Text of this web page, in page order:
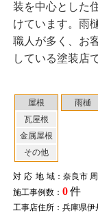
屋根
瓦屋根
金属屋根
その他
雨樋
対応地域：奈良市
施工事例数： 0件
工事店住所：兵庫県伊
装を中心とした
けています。雨
職人が多く、お
している塗装店